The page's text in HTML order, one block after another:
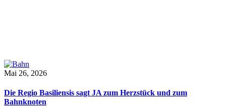
Mai 26, 2026
Die Regio Basiliensis sagt JA zum Herzstück und zum
Bahnknoten